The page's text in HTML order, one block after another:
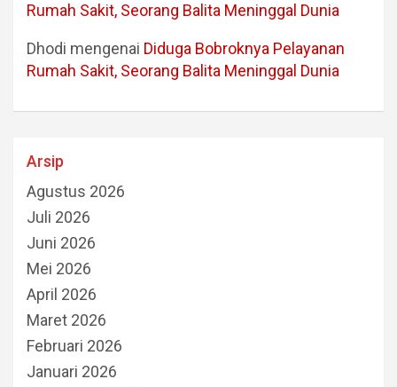
Rumah Sakit, Seorang Balita Meninggal Dunia
Dhodi mengenai Diduga Bobroknya Pelayanan
Rumah Sakit, Seorang Balita Meninggal Dunia
Arsip
Agustus 2026
Juli 2026
Juni 2026
Mei 2026
April 2026
Maret 2026
Februari 2026
Januari 2026